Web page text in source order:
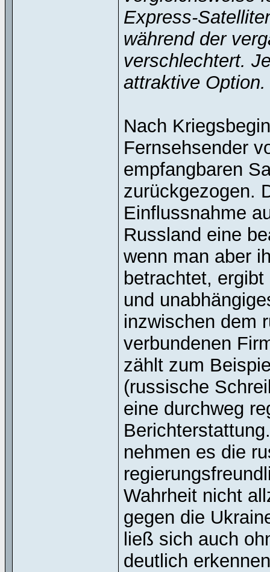
Express-
während der
verschlechtert.
attraktive Option.
Nach
Fernsehsender
empfangbaren
zurückgezogen.
Einflussnahme
Russland eine
wenn man aber
betrachtet,
und
inzwischen dem
verbundenen
zählt zum
(russische
eine durchweg
nehmen es die
Wahrheit nicht
gegen die
ließ sich auch
deutlich